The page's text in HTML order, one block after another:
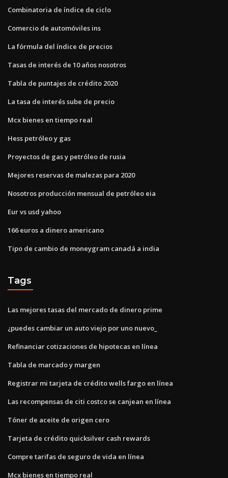
Combinatoria de índice de ciclo
Comercio de automóviles ins
La fórmula del índice de precios
Tasas de interés de 10 años nosotros
Tabla de puntajes de crédito 2020
La tasa de interés sube de precio
Mcx bienes en tiempo real
Hess petróleo y gas
Proyectos de gas y petróleo de rusia
Mejores reservas de malezas para 2020
Nosotros producción mensual de petróleo eia
Eur vs usd yahoo
166 euros a dinero americano
Tipo de cambio de moneygram canadá a india
Tags
Las mejores tasas del mercado de dinero prime
¿puedes cambiar un auto viejo por uno nuevo_
Refinanciar cotizaciones de hipotecas en línea
Tabla de marcado y margen
Registrar mi tarjeta de crédito wells fargo en línea
Las recompensas de citi costco se canjean en línea
Tóner de aceite de origen cero
Tarjeta de crédito quicksilver cash rewards
Compre tarifas de seguro de vida en línea
Mcx bienes en tiempo real